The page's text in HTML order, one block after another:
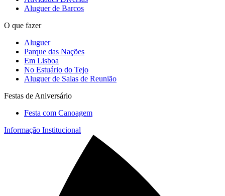
Aluguer de Barcos
O que fazer
Aluguer
Parque das Nações
Em Lisboa
No Estuário do Tejo
Aluguer de Salas de Reunião
Festas de Aniversário
Festa com Canoagem
Informação Institucional